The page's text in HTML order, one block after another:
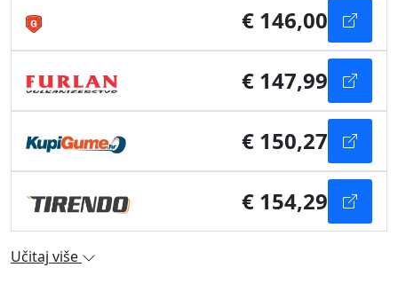
€ 146,00
€ 147,99
€ 150,27
€ 154,29
Učitaj više